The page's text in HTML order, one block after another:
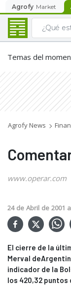
Agrofy Market
Temas del
Agrofy News
www.operar.com
24 de Abril de 2001
El cierre de la
Merval
indicador de la
los 420,32